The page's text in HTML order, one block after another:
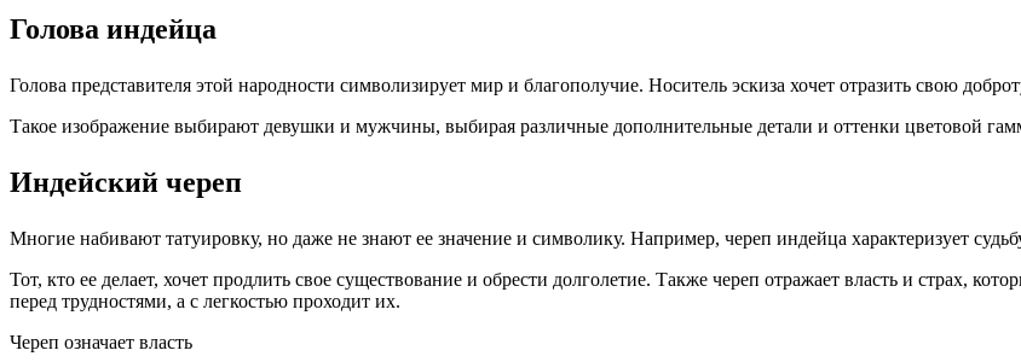
Голова индейца
Голова представителя этой народности символизирует мир и благополучие. Носитель эскиза хочет отразить свою
Такое изображение выбирают девушки и мужчины, выбирая различные дополнительные детали и оттенки цветовой
Индейский череп
Многие набивают татуировку, но даже не знают ее значение и символику. Например, череп индейца характеризует
Тот, кто ее делает, хочет продлить свое существование и обрести долголетие. Также череп отражает власть и страх,
перед трудностями, а с легкостью проходит их.
Череп означает власть